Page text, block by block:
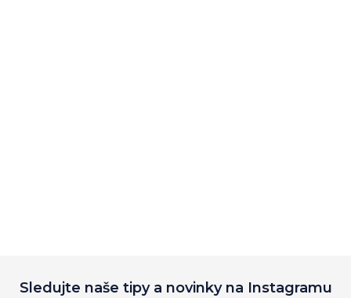
Sledujte naše tipy a novinky na Instagramu